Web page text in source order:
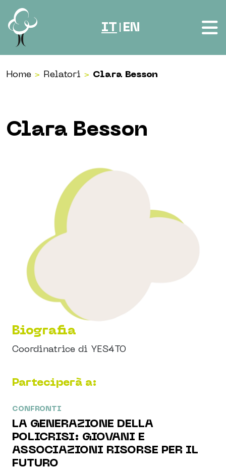
Vai al contenuto
IT EN
Home > Relatori > Clara Besson
Clara Besson
Biografia
Coordinatrice di YES4TO
Parteciperà a:
CONFRONTI
LA GENERAZIONE DELLA
POLICRISI: GIOVANI E
ASSOCIAZIONI RISORSE PER IL
FUTURO